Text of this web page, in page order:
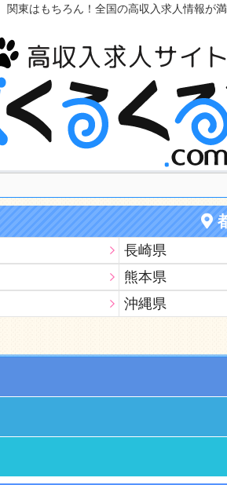
関東はもちろん！全国の高収入求人情報が
長崎県
熊本県
沖縄県